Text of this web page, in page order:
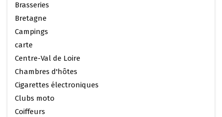
Brasseries
Bretagne
Campings
carte
Centre-Val de Loire
Chambres d'hôtes
Cigarettes électroniques
Clubs moto
Coiffeurs